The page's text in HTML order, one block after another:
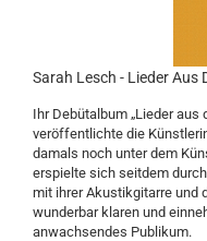
Sarah Lesch - Lieder Aus
Ihr Debütalbum „Lieder aus
veröffentlichte die
damals noch unter dem
erspielte sich seitdem
mit ihrer Akustikgitarre und
wunderbar klaren und
anwachsendes Publikum.